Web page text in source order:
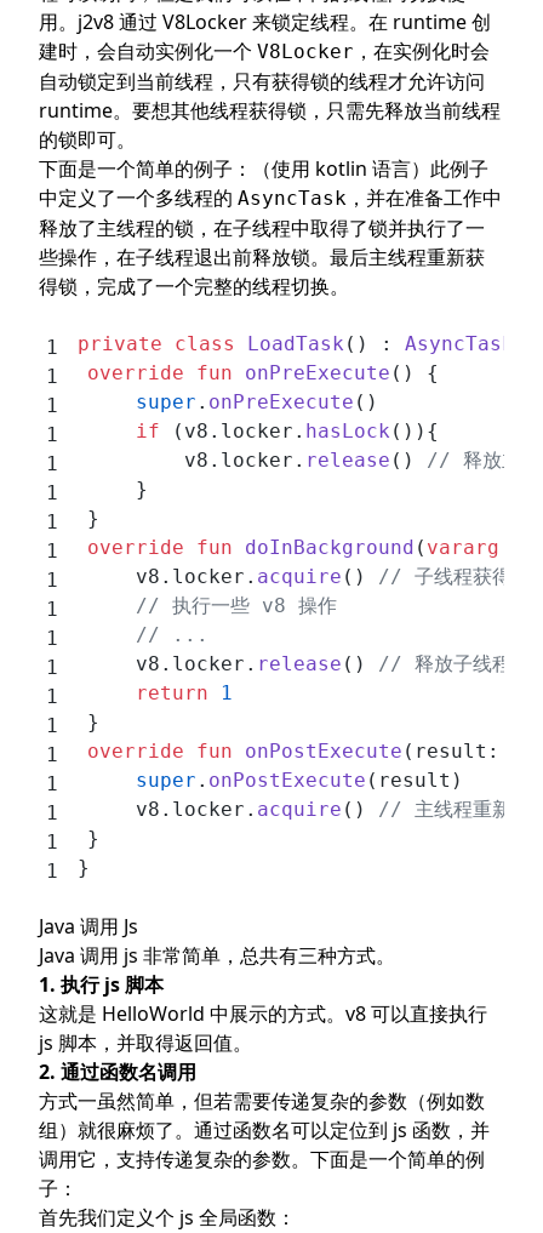
用。j2v8 通过V8Locker来锁定线程。在 runtime 创
建时，会自动实例化一个V8Locker ，在实例化时会
自动锁定到当前线程，只有获得锁的线程才允许访问
runtime。要想其他线程获得锁，只需先释放当前线程
的锁即可。
下面是一个简单的例子：（使用 kotlin 语言）此例子
中定义了一个多线程的AsyncTask ，并在准备工作中
释放了主线程的锁，在子线程中取得了锁并执行了一
些操作，在子线程退出前释放锁。最后主线程重新获
得锁，完成了一个完整的线程切换。
private class LoadTask () : AsyncTask
	override
fun onPreExecute () {
		super
. onPreExecute ()
		if
(v8.locker. hasLock ()){
			v8.locker.
release () // 释放主线
		}
	}
	override
fun doInBackground ( vararg
		v8.locker.
acquire () // 子线程获得锁
		// 执行一些 v8 操作
		// ...
		v8.locker.
release () // 释放子线程的
		return
1
	}
	override
fun onPostExecute (result:
		super
. onPostExecute (result)
		v8.locker.
acquire () // 主线程重新获
	}
}
Java 调用 Js
Java 调用 js 非常简单，总共有三种方式。
1. 执行 js 脚本
这就是 HelloWorld 中展示的方式。v8 可以直接执行
js 脚本，并取得返回值。
2. 通过函数名调用
方式一虽然简单，但若需要传递复杂的参数（例如数
组）就很麻烦了。通过函数名可以定位到 js 函数，并
调用它，支持传递复杂的参数。下面是一个简单的例
子：
首先我们定义个 js 全局函数：